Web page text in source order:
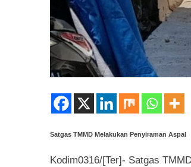
Satgas TMMD Melakukan Penyiraman Aspal
Kodim0316/[Ter]- Satgas